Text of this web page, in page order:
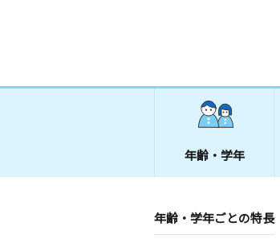
年齢・学年
年齢・学年ごとの特長